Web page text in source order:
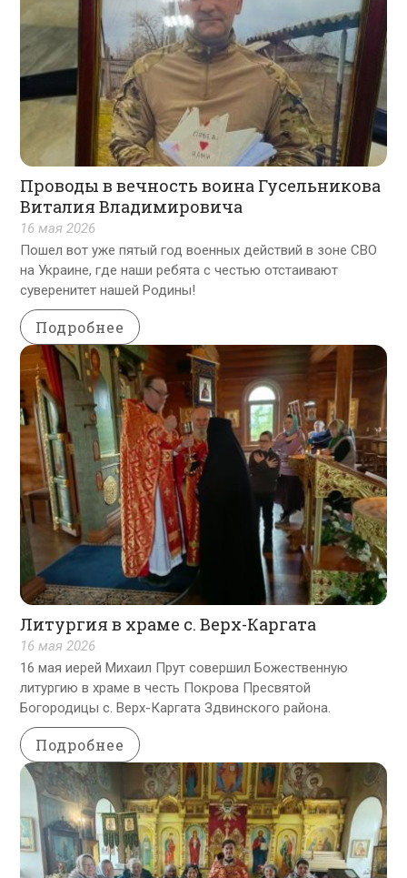
Проводы в вечность воина Гусельникова
Виталия Владимировича
16 мая 2026
Пошел вот уже пятый год военных действий в зоне СВО
на Украине, где наши ребята с честью отстаивают
суверенитет нашей Родины!
Подробнее
Литургия в храме с. Верх-Каргата
16 мая 2026
16 мая иерей Михаил Прут совершил Божественную
литургию в храме в честь Покрова Пресвятой
Богородицы с. Верх-Каргата Здвинского района.
Подробнее